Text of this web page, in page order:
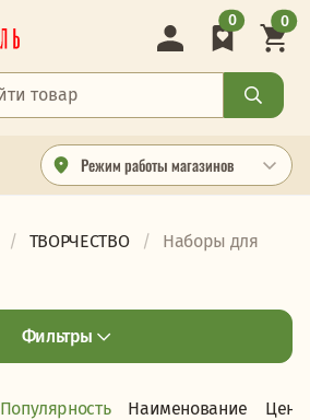
Режим работы магазинов
0 0
ТВОРЧЕСТВО
Наборы для
Фильтры
Популярность Наименование Цена